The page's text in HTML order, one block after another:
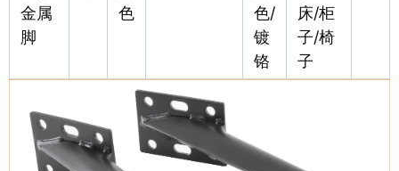
金属
脚
色
色/
镀
铬
床/柜
子/椅
子